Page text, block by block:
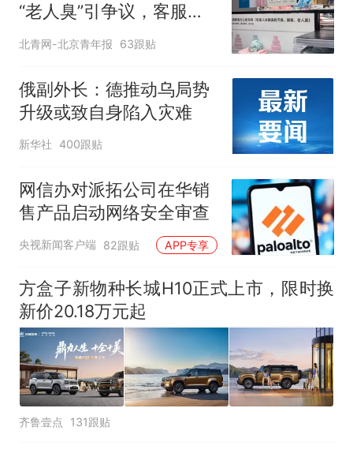
“老人臭”引争议，客服回
应
北青网-北京青年报 63跟贴
俄副外长：德推动乌局势
升级或致自身陷入灾难
新华社 400跟贴
网信办对派拓公司在华销
售产品启动网络安全审查
央视新闻客户端 82跟贴 APP专享
方盒子新物种长城H10正式上市，限时换
新价20.18万元起
齐鲁壹点 131跟贴